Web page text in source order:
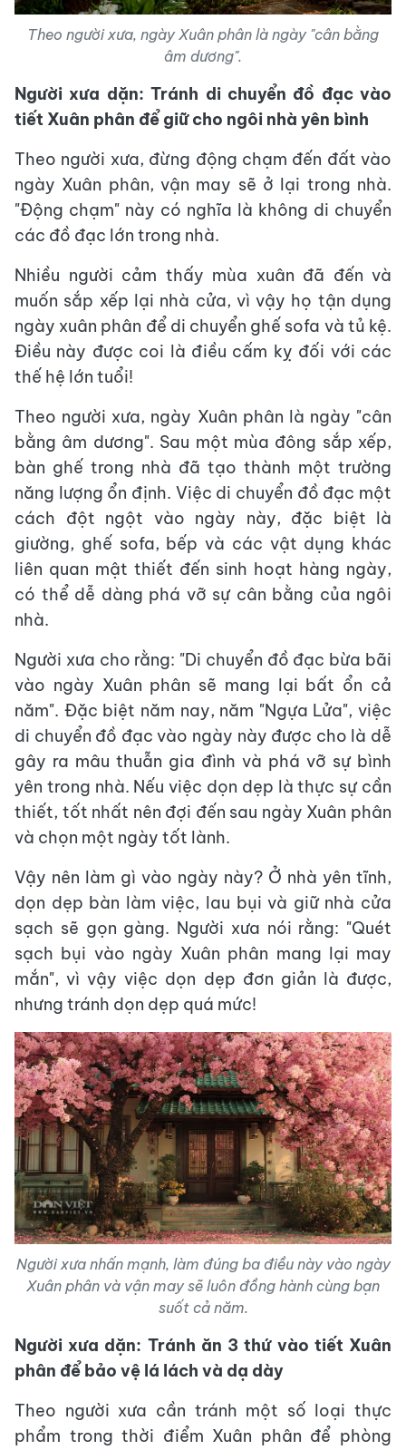
Theo người xưa, ngày Xuân phân là ngày "cân bằng
âm dương".
Người xưa dặn: Tránh di chuyển đồ đạc vào
tiết Xuân phân để giữ cho ngôi nhà yên bình
Theo người xưa, đừng động chạm đến đất vào
ngày Xuân phân, vận may sẽ ở lại trong nhà.
"Động chạm" này có nghĩa là không di chuyển
các đồ đạc lớn trong nhà.
Nhiều người cảm thấy mùa xuân đã đến và
muốn sắp xếp lại nhà cửa, vì vậy họ tận dụng
ngày xuân phân để di chuyển ghế sofa và tủ kệ.
Điều này được coi là điều cấm kỵ đối với các
thế hệ lớn tuổi!
Theo người xưa, ngày Xuân phân là ngày "cân
bằng âm dương". Sau một mùa đông sắp xếp,
bàn ghế trong nhà đã tạo thành một trường
năng lượng ổn định. Việc di chuyển đồ đạc một
cách đột ngột vào ngày này, đặc biệt là
giường, ghế sofa, bếp và các vật dụng khác
liên quan mật thiết đến sinh hoạt hàng ngày,
có thể dễ dàng phá vỡ sự cân bằng của ngôi
nhà.
Người xưa cho rằng: "Di chuyển đồ đạc bừa bãi
vào ngày Xuân phân sẽ mang lại bất ổn cả
năm". Đặc biệt năm nay, năm "Ngựa Lửa", việc
di chuyển đồ đạc vào ngày này được cho là dễ
gây ra mâu thuẫn gia đình và phá vỡ sự bình
yên trong nhà. Nếu việc dọn dẹp là thực sự cần
thiết, tốt nhất nên đợi đến sau ngày Xuân phân
và chọn một ngày tốt lành.
Vậy nên làm gì vào ngày này? Ở nhà yên tĩnh,
dọn dẹp bàn làm việc, lau bụi và giữ nhà cửa
sạch sẽ gọn gàng. Người xưa nói rằng: "Quét
sạch bụi vào ngày Xuân phân mang lại may
mắn", vì vậy việc dọn dẹp đơn giản là được,
nhưng tránh dọn dẹp quá mức!
Người xưa nhấn mạnh, làm đúng ba điều này vào ngày
Xuân phân và vận may sẽ luôn đồng hành cùng bạn
suốt cả năm.
Người xưa dặn: Tránh ăn 3 thứ vào tiết Xuân
phân để bảo vệ lá lách và dạ dày
Theo người xưa cần tránh một số loại thực
phẩm trong thời điểm Xuân phân để phòng